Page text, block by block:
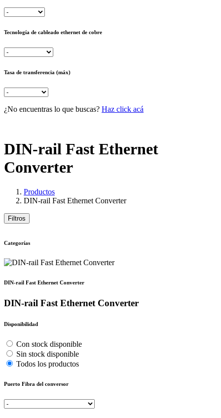
Tecnología de cableado ethernet de cobre
Tasa de transferencia (máx)
¿No encuentras lo que buscas? Haz click acá
DIN-rail Fast Ethernet
Converter
Productos
DIN-rail Fast Ethernet Converter
Filtros
Categorías
DIN-rail Fast Ethernet Converter
DIN-rail Fast Ethernet Converter
Disponibilidad
Con stock disponible
Sin stock disponible
Todos los productos
Puerto Fibra del conversor